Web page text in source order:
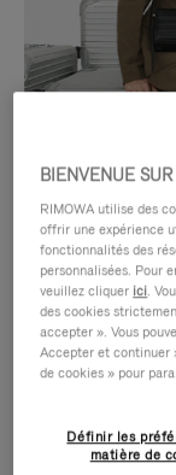
Sacs
DÉCOUVRIR
Sacs
BIENVENUE
RIMOWA utilise des
offrir une expérience
fonctionnalités des
personnalisées. Pour
veuillez cliquer ici.
des cookies
accepter ». Vous
Accepter et continuer
de cookies » pour
Définir les
matière de